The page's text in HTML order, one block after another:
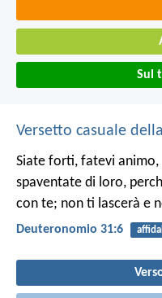
Sul
Versetto casuale
Siate forti, fatevi
spaventate di loro,
con te; non ti lascerà e
Deuteronomio 31:6